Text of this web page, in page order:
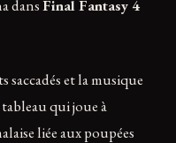
dansFinal Fantasy 4
saccadés et la musique
qui joue à
liée aux poupées